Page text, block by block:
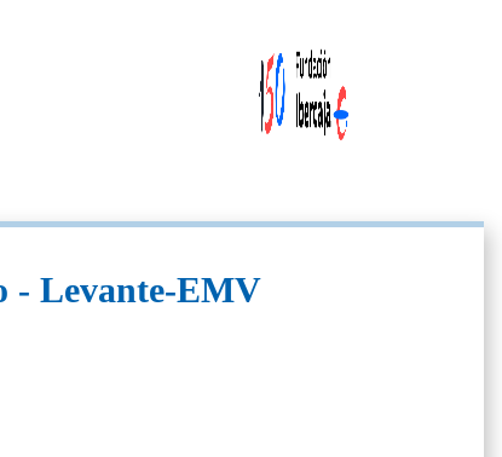
- Levante-EMV